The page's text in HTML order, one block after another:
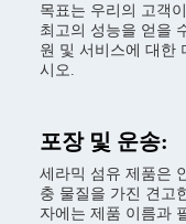
목표는 우리의 고객
최고의 성능을 얻을
원 및 서비스에 대한
시오.
포장 및 운송:
세라믹 섬유 제품은
충 물질을 가진 견고
자에는 제품 이름과